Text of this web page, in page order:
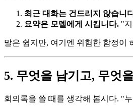
최근 대화는 건드리지 않습니
요약은 모델에게 시킵니다. "
말은 쉽지만, 여기엔 위험한 함정이
5. 무엇을 남기고, 무엇
회의록을 쓸 때를 생각해 봅시다. "